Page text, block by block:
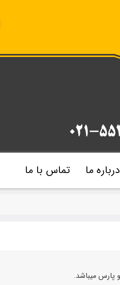
درباره ما تماس با ما
پارس میباشد.